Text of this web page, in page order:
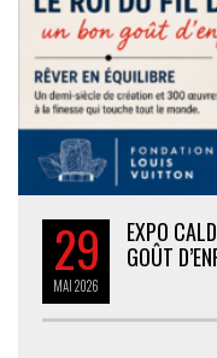
29
MAI2026
EXPO
GOÛT